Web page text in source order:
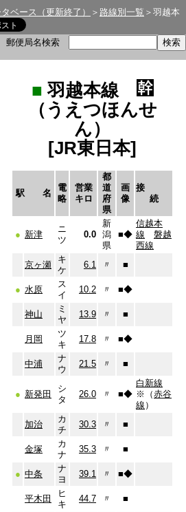
ベース（更新終了） ＞ 路線別一覧 ＞羽越本
郵便局名検索
■羽越本線
（うえつほんせ
ん）
[JR東日本]
駅 名
電
略
営業
キロ
都
道
府
県
画
像
接
続
● 新津
ニ
ツ
0.0
新
潟
県
■◆
信越本
線
磐越
西線
京ヶ瀬
キ
ケ
6.1 〃 ■
● 水原
ス
イ
10.2 〃 ■◆
神山
ミ
ヤ
13.9 〃 ■
月岡
ツ
キ
17.8 〃 ■◆
中浦
ナ
ウ
21.5 〃 ■
● 新発田
シ
タ
26.0 〃 ■◆
白新線
※（赤谷
線 ）
加治
カ
チ
30.3 〃 ■
金塚
カ
ナ
35.3 〃 ■
● 中条
ナ
ヨ
39.1 〃 ■◆
平木田
ヒ
キ
44.7 〃 ■